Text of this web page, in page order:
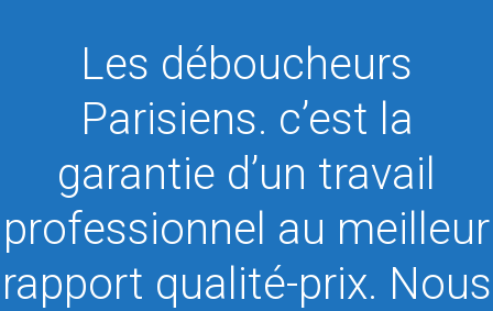
Les déboucheurs
Parisiens. c’est la
garantie d’un travail
professionnel au meilleur
rapport qualité-prix. Nous